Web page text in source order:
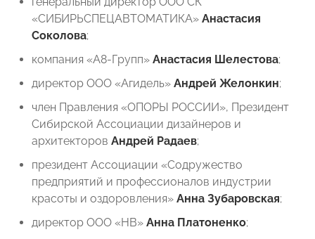
«СИБИРЬСПЕЦАВТОМАТИКА» Анастасия
Соколова;
компания «А8-Групп» Анастасия Шелестова;
директор ООО «Агидель» ⁠ Андрей Желонкин;
член Правления «ОПОРЫ РОССИИ», Президент
Сибирской Ассоциации дизайнеров и
архитекторов Андрей Радаев;
президент Ассоциации «Содружество
предприятий и профессионалов индустрии
красоты и оздоровления» Анна Зубаровская;
директор ООО «НВ» Анна Платоненко;